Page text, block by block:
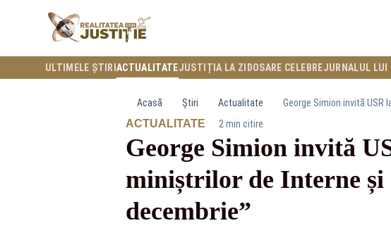
ULTIMELE ȘTIRI ACTUALITATEJUSTIȚIA LA ZI DOSARE CELEBREJURNALUL LUI
Acasă Știri Actualitate George Simion invită
ACTUALITATE· 2 min citire
George Simion invită
miniștrilor de Interne și
decembrie”